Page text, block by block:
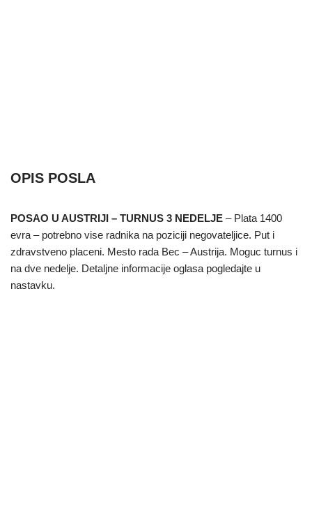
OPIS POSLA
POSAO U AUSTRIJI – TURNUS 3 NEDELJE – Plata 1400
evra – potrebno vise radnika na poziciji negovateljice. Put i
zdravstveno placeni. Mesto rada Bec – Austrija. Moguc turnus i
na dve nedelje. Detaljne informacije oglasa pogledajte u
nastavku.